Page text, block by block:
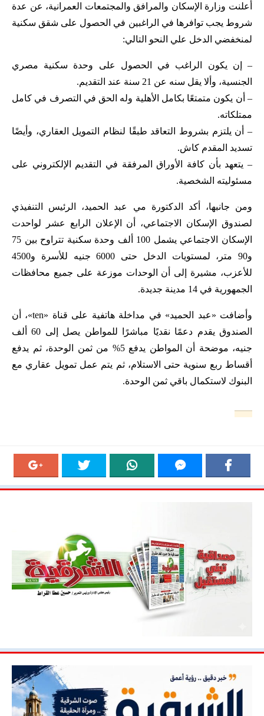
أعلنت وزارة الإسكان والمرافق والمجتمعات العمرانية، عن عدة
شروط يجب توافرها في الراغبين في الحصول على شقق سكنية
لمنخفضي الدخل علي النحو التالي:
– إن يكون الراغب في الحصول على وحدة سكنية مصري
الجنسية، وألا يقل سنه عن 21 سنة عند التقديم.
– أن يكون متمتعًا بكامل الأهلية وله الحق في التصرف في كامل
ممتلكاته.
– أن يلتزم بشروط التعاقد طبقًا لنظام التمويل العقاري، وأيضًا
تسديد المقدم كاش.
– يتعهد بأن كافة الأوراق المرفقة في التقديم الإلكتروني على
مسئوليته الشخصية.
ومن جانبها، أكد الدكتورة مي عبد الحميد، الرئيس التنفيذي
لصندوق الإسكان الاجتماعي، أن الإعلان الرابع عشر لواحدت
الإسكان الاجتماعي يشمل 100 ألف وحدة سكنية تتراوح بين 75
و90 متر، لمستويات الدخل حتى 6000 جنيه للأسرة و4500
للأعزب، مشيرة إلى أن الوحدات موزعة على جميع محافظات
الجمهورية في 14 مدينة جديدة.
وأضافت «عبد الحميد» في مداخلة هاتفية على قناة «ten»، أن
الصندوق يقدم دعمًا نقديًا مباشرًا للمواطن يصل إلى 60 ألف
جنيه، موضحة أن المواطن يدفع 5% من ثمن الوحدة، ثم يدفع
أقساط ربع سنوية حتى الاستلام، ثم يتم عمل تمويل عقاري مع
البنوك لاستكمال باقي ثمن الوحدة.